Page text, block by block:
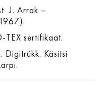
J. Arrak –
TEX sertifikaat.
Digitrükk. Käsitsi